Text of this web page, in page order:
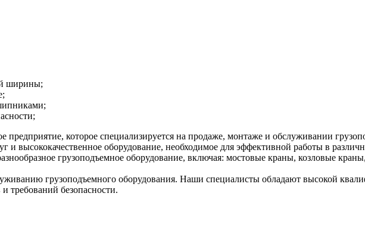
ширины;
которое специализируется на продаже, монтаже и обслуживании
и высококачественное оборудование, необходимое для эффективной работы в
грузоподъемное оборудование, включая: мостовые краны, козловые
грузоподъемного оборудования. Наши специалисты обладают высокой
требований безопасности.